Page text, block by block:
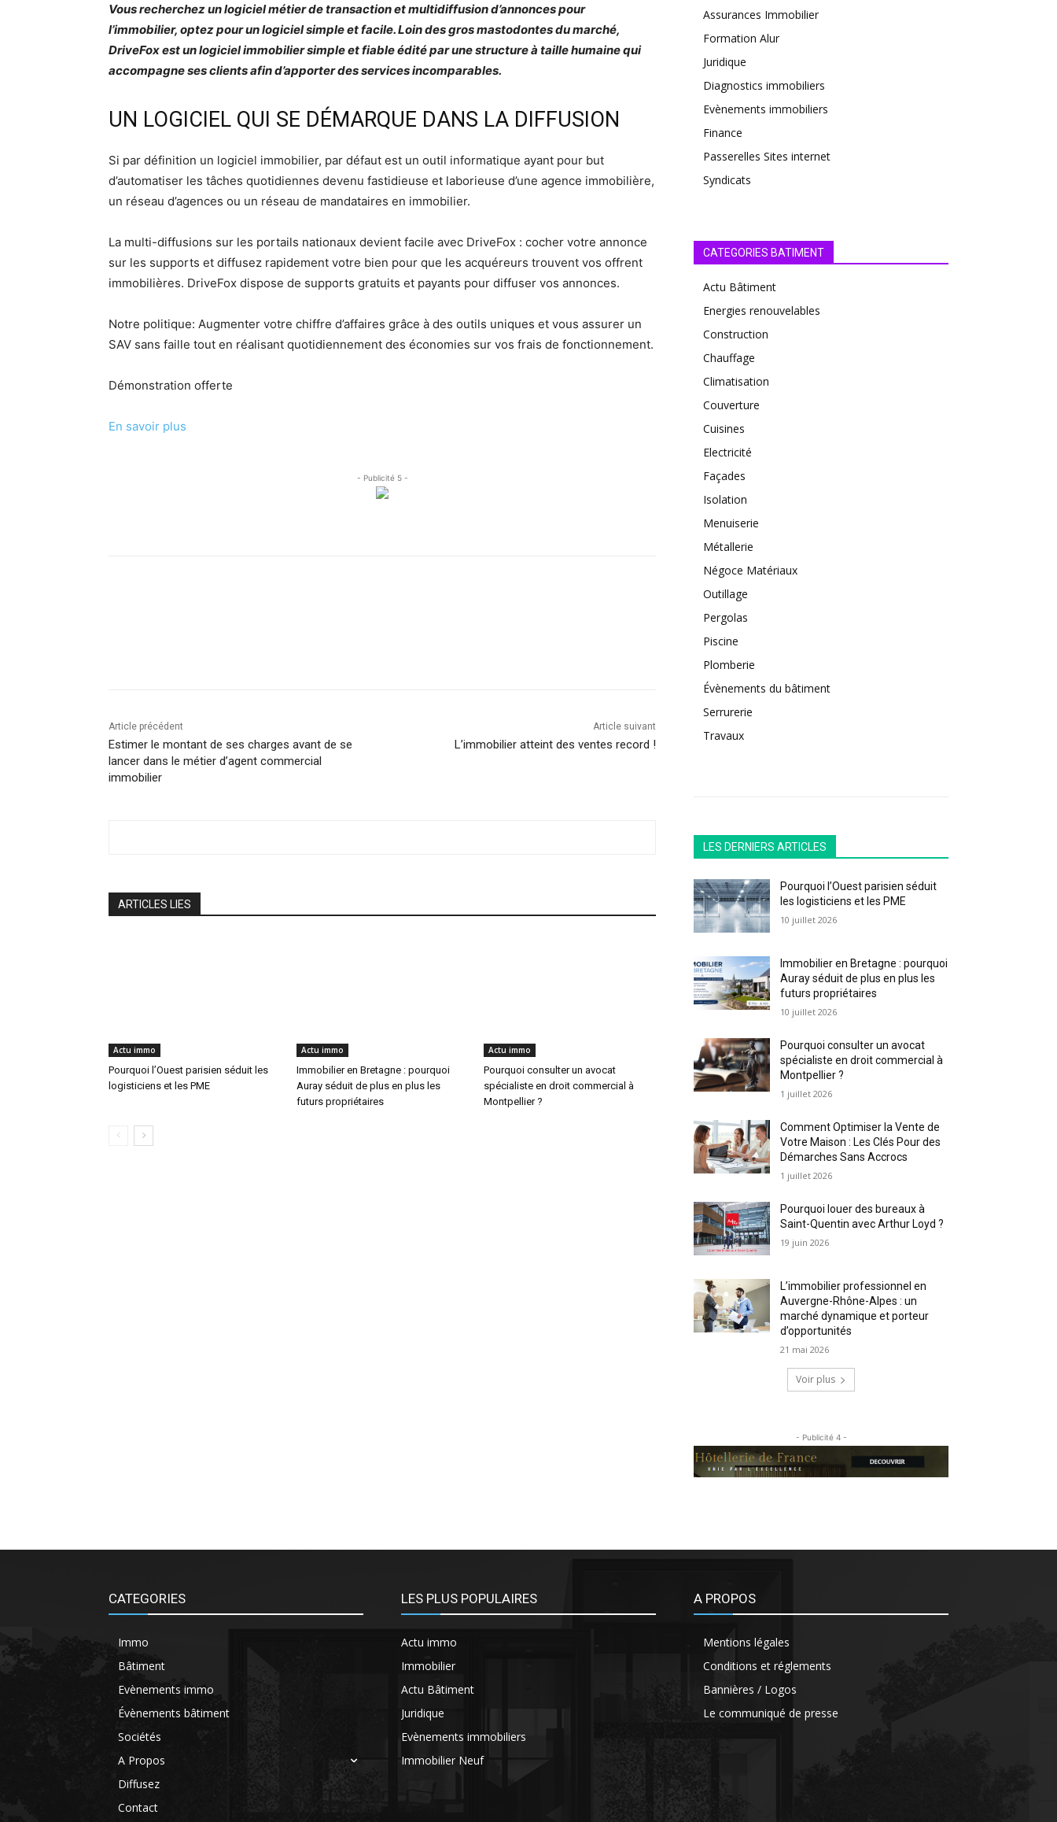
Vous recherchez un logiciel métier de transaction et multidiffusion d’annonces pour
l’immobilier, optez pour un logiciel simple et facile. Loin des gros mastodontes du marché,
DriveFox est un logiciel immobilier simple et fiable édité par une structure à taille humaine qui
accompagne ses clients afin d’apporter des services incomparables.
UN LOGICIEL QUI SE DÉMARQUE DANS LA DIFFUSION
Si par définition un logiciel immobilier, par défaut est un outil informatique ayant pour but
d’automatiser les tâches quotidiennes devenu fastidieuse et laborieuse d’une agence immobilière,
un réseau d’agences ou un réseau de mandataires en immobilier.
La multi-diffusions sur les portails nationaux devient facile avec DriveFox : cocher votre annonce
sur les supports et diffusez rapidement votre bien pour que les acquéreurs trouvent vos offrent
immobilières. DriveFox dispose de supports gratuits et payants pour diffuser vos annonces.
Notre politique: Augmenter votre chiffre d’affaires grâce à des outils uniques et vous assurer un
SAV sans faille tout en réalisant quotidiennement des économies sur vos frais de fonctionnement.
Démonstration offerte
En savoir plus
- Publicité 5 -
Article précédent
Estimer le montant de ses charges avant de se
lancer dans le métier d’agent commercial
immobilier
Article suivant
L’immobilier atteint des ventes record !
ARTICLES LIES
Actu immo
Pourquoi l’Ouest parisien séduit les
logisticiens et les PME
Actu immo
Immobilier en Bretagne : pourquoi
Auray séduit de plus en plus les
futurs propriétaires
Actu immo
Pourquoi consulter un avocat
spécialiste en droit commercial à
Montpellier ?
Assurances Immobilier
Formation Alur
Juridique
Diagnostics immobiliers
Evènements immobiliers
Finance
Passerelles Sites internet
Syndicats
CATEGORIES BATIMENT
Actu Bâtiment
Energies renouvelables
Construction
Chauffage
Climatisation
Couverture
Cuisines
Electricité
Façades
Isolation
Menuiserie
Métallerie
Négoce Matériaux
Outillage
Pergolas
Piscine
Plomberie
Évènements du bâtiment
Serrurerie
Travaux
LES DERNIERS ARTICLES
Pourquoi l’Ouest parisien séduit
les logisticiens et les PME
10 juillet 2026
Immobilier en Bretagne : pourquoi
Auray séduit de plus en plus les
futurs propriétaires
10 juillet 2026
Pourquoi consulter un avocat
spécialiste en droit commercial à
Montpellier ?
1 juillet 2026
Comment Optimiser la Vente de
Votre Maison : Les Clés Pour des
Démarches Sans Accrocs
1 juillet 2026
Pourquoi louer des bureaux à
Saint-Quentin avec Arthur Loyd ?
19 juin 2026
L’immobilier professionnel en
Auvergne-Rhône-Alpes : un
marché dynamique et porteur
d’opportunités
21 mai 2026
Voir plus
- Publicité 4 -
CATEGORIES
Immo
Bâtiment
Evènements immo
Évènements bâtiment
Sociétés
A Propos
Diffusez
Contact
LES PLUS POPULAIRES
Actu immo
Immobilier
Actu Bâtiment
Juridique
Evènements immobiliers
Immobilier Neuf
A PROPOS
Mentions légales
Conditions et réglements
Bannières / Logos
Le communiqué de presse